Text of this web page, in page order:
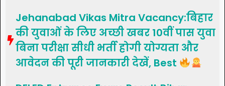
Jehanabad Vikas Mitra Vacancy:बिहार
की युवाओं के लिए अच्छी खबर 10वीं पास युवा
बिना परीक्षा सीधी भर्ती होगी योग्यता और
आवेदन की पूरी जानकारी देखें, Best